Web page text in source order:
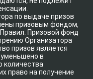
по выдаче призов
призовым фондом,
Призовой фонд
Организатора
призов является
в
количества
право на получение